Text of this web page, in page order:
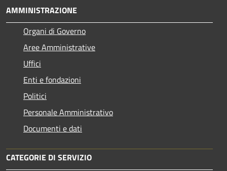
AMMINISTRAZIONE
Organi di Governo
Aree Amministrative
Uffici
Enti e fondazioni
Politici
Personale Amministrativo
Documenti e dati
CATEGORIE DI SERVIZIO